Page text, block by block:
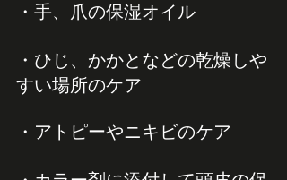
・手、爪の保湿オイル
・ひじ、かかとなどの乾燥しや
すい場所のケア
・アトピーやニキビのケア